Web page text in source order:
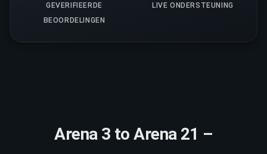
GEVERIFIEERDE
BEOORDELINGEN
LIVE ONDERSTEUNING
Arena 3 to Arena 21 –